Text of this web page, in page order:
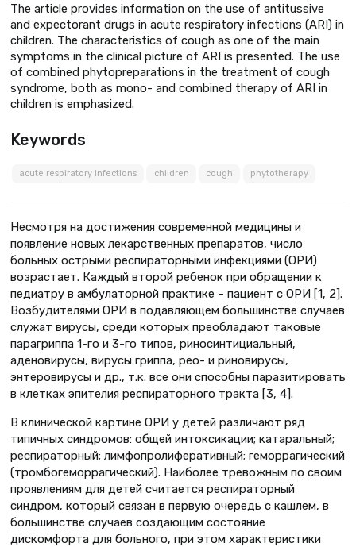
The article provides information on the use of antitussive
and expectorant drugs in acute respiratory infections (ARI) in
children. The characteristics of cough as one of the main
symptoms in the clinical picture of ARI is presented. The use
of combined phytopreparations in the treatment of cough
syndrome, both as mono- and combined therapy of ARI in
children is emphasized.
Keywords
acute respiratory infections children cough phytotherapy
Несмотря на достижения современной медицины и
появление новых лекарственных препаратов, число
больных острыми респираторными инфекциями (ОРИ)
возрастает. Каждый второй ребенок при обращении к
педиатру в амбулаторной практике – пациент с ОРИ [1, 2].
Возбудителями ОРИ в подавляющем большинстве случаев
служат вирусы, среди которых преобладают таковые
парагриппа 1-го и 3-го типов, риносинтициальный,
аденовирусы, вирусы гриппа, рео- и риновирусы,
энтеровирусы и др., т.к. все они способны паразитировать
в клетках эпителия респираторного тракта [3, 4].
В клинической картине ОРИ у детей различают ряд
типичных синдромов: общей интоксикации; катаральный;
респираторный; лимфопролиферативный; геморрагический
(тромбогеморрагический). Наиболее тревожным по своим
проявлениям для детей считается респираторный
синдром, который связан в первую очередь с кашлем, в
большинстве случаев создающим состояние
дискомфорта для больного, при этом характеристики